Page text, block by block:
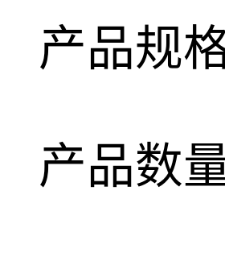
产品规格
产品数量